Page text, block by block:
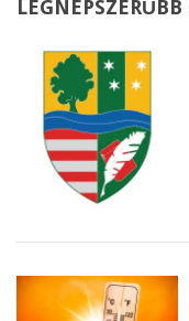
LEGNÉPSZERŰBB